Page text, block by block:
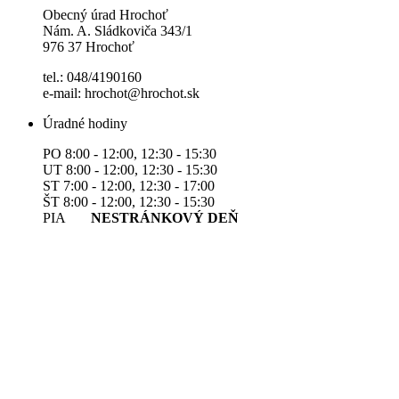
Obecný úrad Hrochoť
Nám. A. Sládkoviča 343/1
976 37 Hrochoť
tel.: 048/4190160
e-mail: hrochot@hrochot.sk
Úradné hodiny
PO 8:00 - 12:00, 12:30 - 15:30
UT 8:00 - 12:00, 12:30 - 15:30
ST 7:00 - 12:00, 12:30 - 17:00
ŠT 8:00 - 12:00, 12:30 - 15:30
PIA NESTRÁNKOVÝ DEŇ